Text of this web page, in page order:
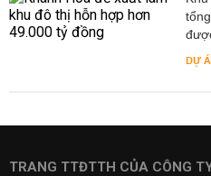
DỰ
TRANG TTĐTTH CỦA CÔNG